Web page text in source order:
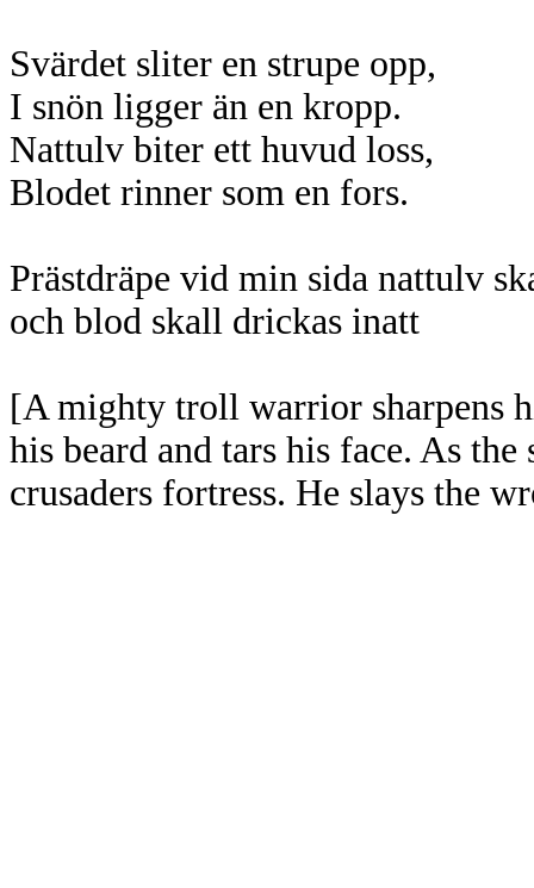
Svärdet sliter en strupe opp,
I snön ligger än en kropp.
Nattulv biter ett huvud loss,
Blodet rinner som en fors.
Prästdräpe vid min sida nattulv
och blod skall drickas inatt
[A mighty troll warrior sharpens
his beard and tars his face. As
crusaders fortress. He slays the